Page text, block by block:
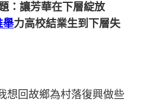
：讓芳華在下層綻放
舉力高校結業生到下層失
想回故鄉為村落復興做些